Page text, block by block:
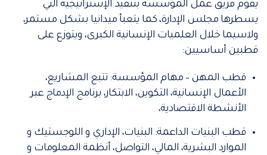
يقوم فريق عمل المؤسسة بتنفيذ الإستراتيجية التي
يسطرها مجلس الإدارة، كما يتعبأ ميدانيا بشكل مستمر،
ولاسيما خلال العلميات الإنسانية الكبرى، ويتوزع على
قطبين أساسيين:
قطب المهن – مهام المؤسسة: تتبع المشاريع،
الأعمال الإنسانية، التكوين، الابتكار، برنامج الإدماج عبر
الأنشطة الاقتصادية،
قطب البنيات الداعمة: البنيات، الإداري و اللوجستيك و
الموارد البشرية، المالي، التواصل، أنظمة المعلومات و